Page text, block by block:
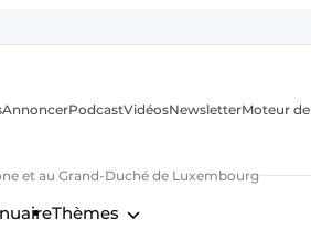
et au Grand-Duché de Luxembourg
AnnoncerPodcastVidéosNewsletterMoteur
Thèmes